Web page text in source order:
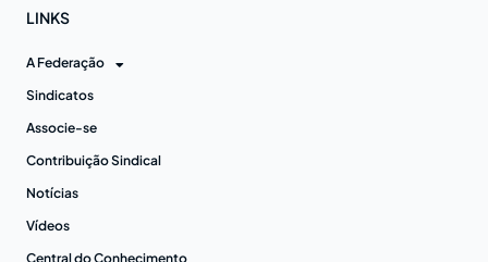
LINKS
A Federação
Sindicatos
Associe-se
Contribuição Sindical
Notícias
Vídeos
Central do Conhecimento